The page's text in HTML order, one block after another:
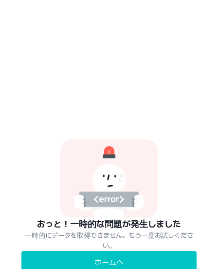
おっと！一時的な問題が発生しました
一時的にデータを取得できません。もう一度お試しくださ
い。
ホームへ